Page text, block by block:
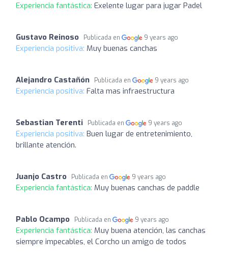
Experiencia fantástica: Exelente lugar para jugar Padel
Gustavo Reinoso Publicada en 9 years ago
Experiencia positiva: Muy buenas canchas
Alejandro Castañón Publicada en 9 years ago
Experiencia positiva: Falta mas infraestructura
Sebastian Terenti Publicada en 9 years ago
Experiencia positiva: Buen lugar de entretenimiento,
brillante atención.
Juanjo Castro Publicada en 9 years ago
Experiencia fantástica: Muy buenas canchas de paddle
Pablo Ocampo Publicada en 9 years ago
Experiencia fantástica: Muy buena atención, las canchas
siempre impecables, el Corcho un amigo de todos